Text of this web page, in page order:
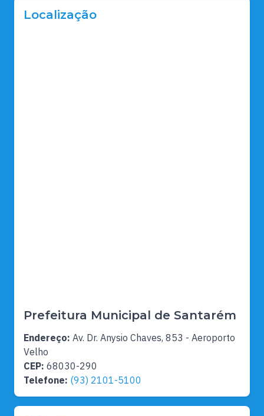
Localização
Prefeitura Municipal de Santarém
Endereço: Av. Dr. Anysio Chaves, 853 - Aeroporto
Velho
CEP: 68030-290
Telefone: (93) 2101-5100